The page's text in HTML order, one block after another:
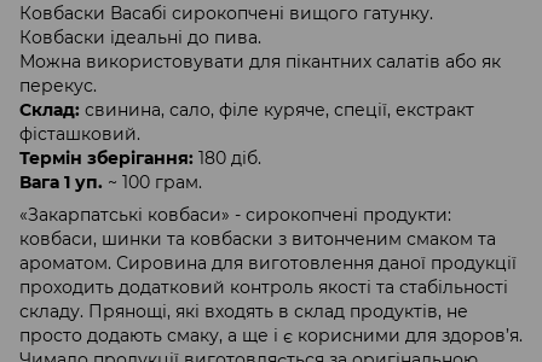
Ковбаски Васабі сирокопчені вищого гатунку.
Ковбаски ідеальні до пива.
Можна використовувати для пікантних салатів або як
перекус.
Склад: свинина, сало, філе куряче, спеції, екстракт
фісташковий.
Термін зберігання: 180 діб.
Вага 1 уп. ~ 100 грам.
«Закарпатські ковбаси» - сирокопчені продукти:
ковбаси, шинки та ковбаски з витонченим смаком та
ароматом. Сировина для виготовлення даної продукції
проходить додатковий контроль якості та стабільності
складу. Прянощі, які входять в склад продуктів, не
просто додають смаку, а ще і є корисними для здоров’я.